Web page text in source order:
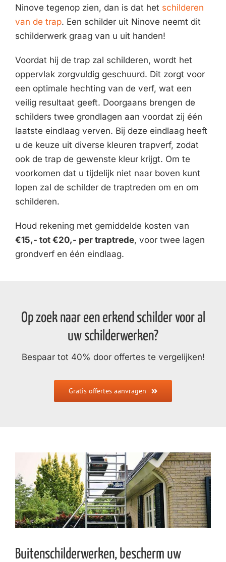
Ninove tegenop zien, dan is dat het schilderen
van de trap. Een schilder uit Ninove neemt dit
schilderwerk graag van u uit handen!
Voordat hij de trap zal schilderen, wordt het
oppervlak zorgvuldig geschuurd. Dit zorgt voor
een optimale hechting van de verf, wat een
veilig resultaat geeft. Doorgaans brengen de
schilders twee grondlagen aan voordat zij één
laatste eindlaag verven. Bij deze eindlaag heeft
u de keuze uit diverse kleuren trapverf, zodat
ook de trap de gewenste kleur krijgt. Om te
voorkomen dat u tijdelijk niet naar boven kunt
lopen zal de schilder de traptreden om en om
schilderen.
Houd rekening met gemiddelde kosten van
€15,- tot €20,- per traptrede, voor twee lagen
grondverf en één eindlaag.
Op zoek naar een erkend schilder voor al
uw schilderwerken?
Bespaar tot 40% door offertes te vergelijken!
Gratis offertes aanvragen
Buitenschilderwerken, bescherm uw